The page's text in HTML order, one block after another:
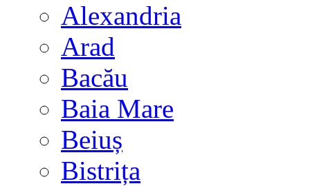
Alexandria
Arad
Bacău
Baia Mare
Beiuș
Bistrița